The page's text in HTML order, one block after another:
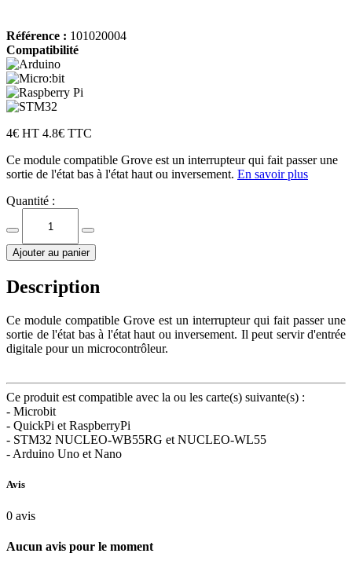
Référence : 101020004
Compatibilité
4€ HT 4.8€ TTC
Ce module compatible Grove est un interrupteur qui fait passer une
sortie de l'état bas à l'état haut ou inversement. En savoir plus
Quantité :
Ajouter au panier
Description
Ce module compatible Grove est un interrupteur qui fait passer une
sortie de l'état bas à l'état haut ou inversement. Il peut servir d'entrée
digitale pour un microcontrôleur.
Ce produit est compatible avec la ou les carte(s) suivante(s) :
- Microbit
- QuickPi et RaspberryPi
- STM32 NUCLEO-WB55RG et NUCLEO-WL55
- Arduino Uno et Nano
Avis
0 avis
Aucun avis pour le moment